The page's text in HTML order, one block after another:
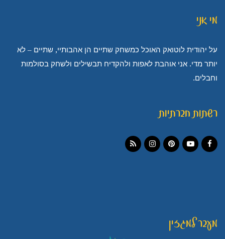
מי אני
על יהודית לוטואק האוכל כמשחק שתיים הן אהבותיי, שתיים – לא
יותר מדי. אני אוהבת לאפות ולהקדיח תבשילים ולשחק בסולמות
וחבלים.
רשתות חברתיות
מעבר למגזין